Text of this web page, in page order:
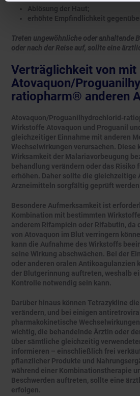
Ablösung der Haut;
erhöhte Empfindlichkeit
Treten ungewöhnliche oder anhaltende
oder nach der Reise auf, sollte eine
Verträglichkeit von mit
Atovaquon/
ratiopharm® anderen
Atovaquon/Proguanilhydrochlorid-
Wirkstoffe Atovaquon und Proguanil
gleichzeitiger Einnahme mit anderen
Wechselwirkungen verursachen. Diese
Wirksamkeit der Malariavorbeugung
behandlung verändern oder das Risiko
erhöhen. Daher sollte die gleichzeitige
Arzneimitteln sorgfältig geprüft
Besondere Aufmerksamkeit ist
Kombination mit bestimmten
anderem Rifampicin oder Rifabutin, da
von Atovaquon im Blut verringern
kann die Aufnahme des Wirkstoffs
seine Wirkung abschwächen. Bei der
oder anderen oralen Antikoagulanzien
der Blutgerinnung auftreten, weshalb
Kontrolle notwendig sein kann.
Darüber hinaus können Tetrazykline
verändern, und bei einigen
pharmakokinetische
wichtig, die behandelnde Ärztin oder
über sämtliche gleichzeitig
informieren – einschließlich frei
pflanzlicher Produkte und
während einer Kombinationstherapie
Beschwerden auftreten, sollte eine
erfolgen.